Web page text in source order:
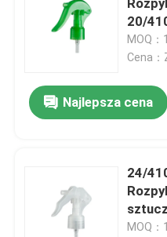
20/
MOQ
Cena
Najlepsza cena
24/
MOQ